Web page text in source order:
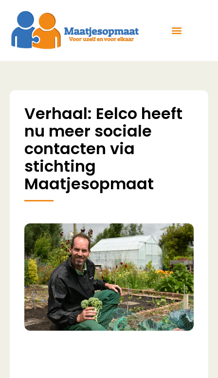
Verhaal: Eelco heeft
nu meer sociale
contacten via
stichting
Maatjesopmaat